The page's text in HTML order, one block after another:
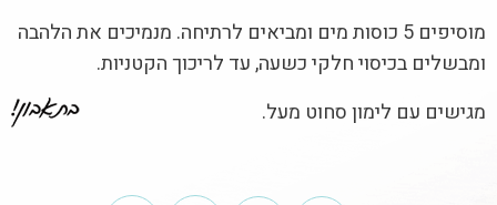
מוסיפים 5 כוסות מים ומביאים לרתיחה. מנמיכים את הלהבה
ומבשלים בכיסוי חלקי כשעה, עד לריכוך הקטניות.
מגישים עם לימון סחוט מעל.